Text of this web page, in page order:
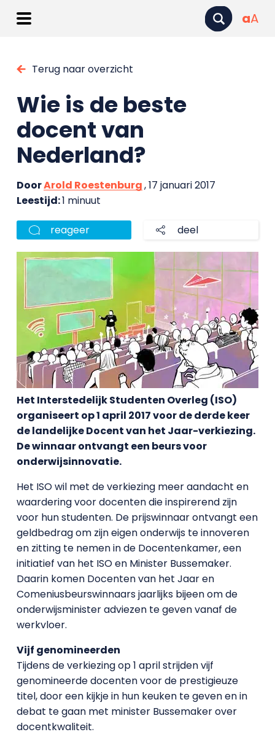
aA
Terug naar overzicht
Wie is de beste
docent van
Nederland?
DoorArold Roestenburg, 17 januari 2017
Leestijd:1 minuut
reageer deel
Het Interstedelijk Studenten Overleg (ISO)
organiseert op 1 april 2017 voor de derde keer
de landelijke Docent van het Jaar-verkiezing.
De winnaar ontvangt een beurs voor
onderwijsinnovatie.
Het ISO wil met de verkiezing meer aandacht en
waardering voor docenten die inspirerend zijn
voor hun studenten. De prijswinnaar ontvangt een
geldbedrag om zijn eigen onderwijs te innoveren
en zitting te nemen in de Docentenkamer, een
initiatief van het ISO en Minister Bussemaker.
Daarin komen Docenten van het Jaar en
Comeniusbeurswinnaars jaarlijks bijeen om de
onderwijsminister adviezen te geven vanaf de
werkvloer.
Vijf genomineerden
Tijdens de verkiezing op 1 april strijden vijf
genomineerde docenten voor de prestigieuze
titel, door een kijkje in hun keuken te geven en in
debat te gaan met minister Bussemaker over
docentkwaliteit.